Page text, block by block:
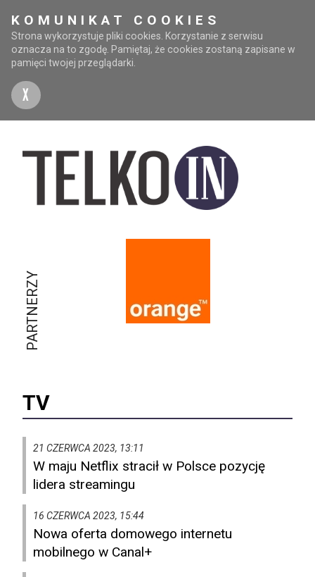
KOMUNIKAT COOKIES
Strona wykorzystuje pliki cookies. Korzystanie z serwisu
oznacza na to zgodę. Pamiętaj, że cookies zostaną zapisane w
pamięci twojej przeglądarki.
X
PARTNERZY
TV
21 CZERWCA 2023, 13:11
W maju Netflix stracił w Polsce pozycję
lidera streamingu
16 CZERWCA 2023, 15:44
Nowa oferta domowego internetu
mobilnego w Canal+